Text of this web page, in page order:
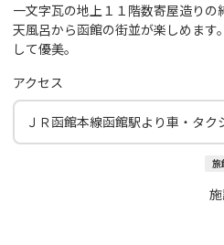
一文字瓦の地上１１階数寄屋造り
天風呂から函館の街並が楽しめます
して優美。
アクセス
ＪＲ函館本線函館駅より車・タク
旅